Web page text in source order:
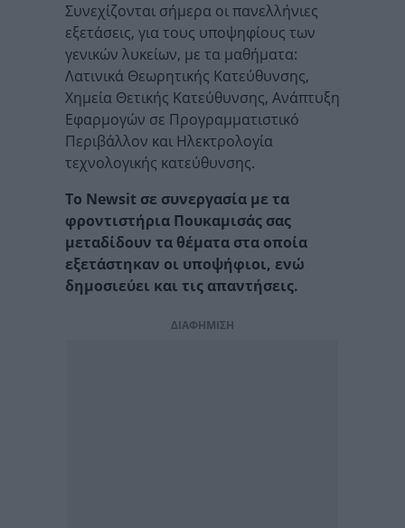
Συνεχίζονται σήμερα οι πανελλήνιες
εξετάσεις, για τους υποψηφίους των
γενικών λυκείων, με τα μαθήματα:
Λατινικά Θεωρητικής Κατεύθυνσης,
Χημεία Θετικής Κατεύθυνσης, Ανάπτυξη
Εφαρμογών σε Προγραμματιστικό
Περιβάλλον και Ηλεκτρολογία
τεχνολογικής κατεύθυνσης.
Το Newsit σε συνεργασία με τα
φροντιστήρια Πουκαμισάς σας
μεταδίδουν τα θέματα στα οποία
εξετάστηκαν οι υποψήφιοι, ενώ
δημοσιεύει και τις απαντήσεις.
ΔΙΑΦΗΜΙΣΗ